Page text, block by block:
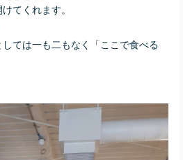
てくれます。
ては一も二もなく「ここで食べる